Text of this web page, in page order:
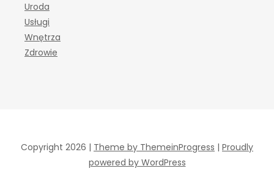
Uroda
Usługi
Wnętrza
Zdrowie
Copyright 2026 | Theme by ThemeinProgress | Proudly
powered by WordPress